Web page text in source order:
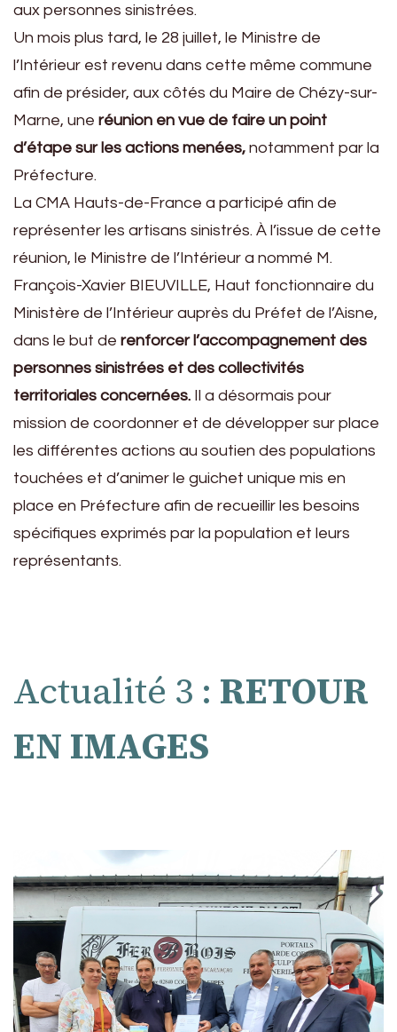
aux personnes sinistrées.
Un mois plus tard, le 28 juillet, le Ministre de
l’Intérieur est revenu dans cette même commune
afin de présider, aux côtés du Maire de Chézy-sur-
Marne, une réunion en vue de faire un point
d’étape sur les actions menées, notamment par la
Préfecture.
La CMA Hauts-de-France a participé afin de
représenter les artisans sinistrés. À l’issue de cette
réunion, le Ministre de l’Intérieur a nommé M.
François-Xavier BIEUVILLE, Haut fonctionnaire du
Ministère de l’Intérieur auprès du Préfet de l’Aisne,
dans le but de renforcer l’accompagnement des
personnes sinistrées et des collectivités
territoriales concernées. Il a désormais pour
mission de coordonner et de développer sur place
les différentes actions au soutien des populations
touchées et d’animer le guichet unique mis en
place en Préfecture afin de recueillir les besoins
spécifiques exprimés par la population et leurs
représentants.
Actualité 3 : RETOUR
EN IMAGES